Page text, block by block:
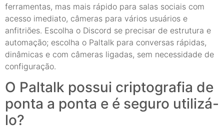
ferramentas, mas mais rápido para salas sociais com
acesso imediato, câmeras para vários usuários e
anfitriões. Escolha o Discord se precisar de estrutura e
automação; escolha o Paltalk para conversas rápidas,
dinâmicas e com câmeras ligadas, sem necessidade de
configuração.
O Paltalk possui criptografia de
ponta a ponta e é seguro utilizá-
lo?